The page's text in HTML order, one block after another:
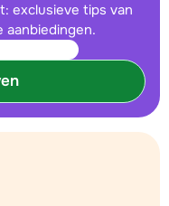
exclusieve tips van